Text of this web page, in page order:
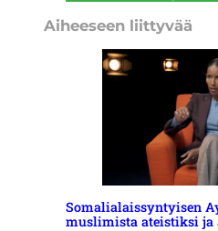
Aiheeseen liittyvää
Somalialaissyntyisen
muslimista ateistiksi